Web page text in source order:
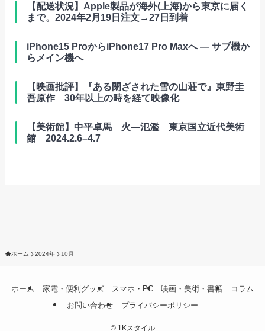
【配送状況】Apple製品が海外(上海)から東京に届く
まで。2024年2月19日注文→27日到着
iPhone15 ProからiPhone17 Pro Maxへ ― サブ機か
らメイン機へ
【映画批評】『ある閉ざされた雪の山荘で』東野圭
吾原作 30年以上の時を経て映像化
【美術館】中平卓馬 火―氾濫 東京国立近代美術
館 2024.2.6–4.7
ホーム 2024年 10月
ホーム 家電・便利グッズ スマホ・PC 映画・美術・書籍
コラム
お問い合わせ
プライバシーポリシー
©1Kスタイル